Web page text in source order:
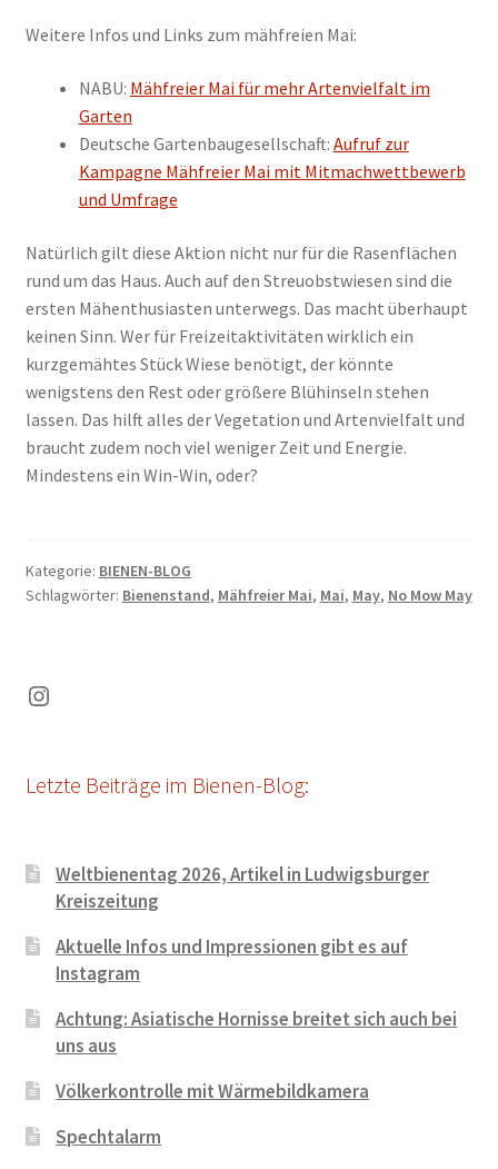
Weitere Infos und Links zum mähfreien Mai:
NABU: Mähfreier Mai für mehr Artenvielfalt im
Garten
Deutsche Gartenbaugesellschaft: Aufruf zur
Kampagne Mähfreier Mai mit Mitmachwettbewerb
und Umfrage
Natürlich gilt diese Aktion nicht nur für die Rasenflächen
rund um das Haus. Auch auf den Streuobstwiesen sind die
ersten Mähenthusiasten unterwegs. Das macht überhaupt
keinen Sinn. Wer für Freizeitaktivitäten wirklich ein
kurzgemähtes Stück Wiese benötigt, der könnte
wenigstens den Rest oder größere Blühinseln stehen
lassen. Das hilft alles der Vegetation und Artenvielfalt und
braucht zudem noch viel weniger Zeit und Energie.
Mindestens ein Win-Win, oder?
Kategorie: BIENEN-BLOG
Schlagwörter: Bienenstand, Mähfreier Mai, Mai, May, No Mow May
Instagram
Letzte Beiträge im Bienen-Blog:
Weltbienentag 2026, Artikel in Ludwigsburger
Kreiszeitung
Aktuelle Infos und Impressionen gibt es auf
Instagram
Achtung: Asiatische Hornisse breitet sich auch bei
uns aus
Völkerkontrolle mit Wärmebildkamera
Spechtalarm